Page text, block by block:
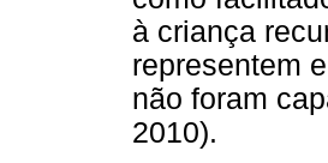
à criança
representem
não foram
2010).